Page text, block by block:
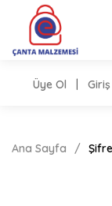
Üye Ol
Ana Sayfa